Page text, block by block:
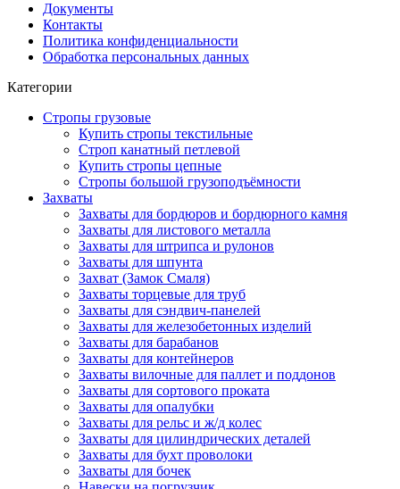
Документы
Контакты
Политика конфиденциальности
Обработка персональных данных
Категории
Стропы грузовые
Купить стропы текстильные
Строп канатный петлевой
Купить стропы цепные
Стропы большой грузоподъёмности
Захваты
Захваты для бордюров и бордюрного камня
Захваты для листового металла
Захваты для штрипса и рулонов
Захваты для шпунта
Захват (Замок Смаля)
Захваты торцевые для труб
Захваты для сэндвич-панелей
Захваты для железобетонных изделий
Захваты для барабанов
Захваты для контейнеров
Захваты вилочные для паллет и поддонов
Захваты для сортового проката
Захваты для опалубки
Захваты для рельс и ж/д колес
Захваты для цилиндрических деталей
Захваты для бухт проволоки
Захваты для бочек